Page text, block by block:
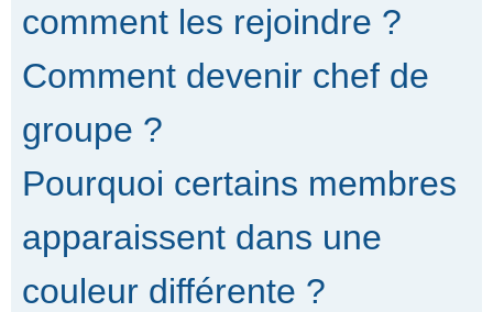
comment les rejoindre ?
Comment devenir chef de
groupe ?
Pourquoi certains membres
apparaissent dans une
couleur différente ?